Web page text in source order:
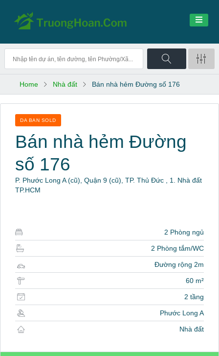
Home Nhà đất Bán nhà hẻm Đường số 176
DA BAN SOLD
Bán nhà hẻm Đường
số 176
P. Phước Long A (cũ), Quận 9 (cũ), TP. Thủ Đức , 1. Nhà đất
TP.HCM
2 Phòng ngủ
2 Phòng tắm/WC
Đường rộng 2m
60 m²
2 tầng
Phước Long A
Nhà đất